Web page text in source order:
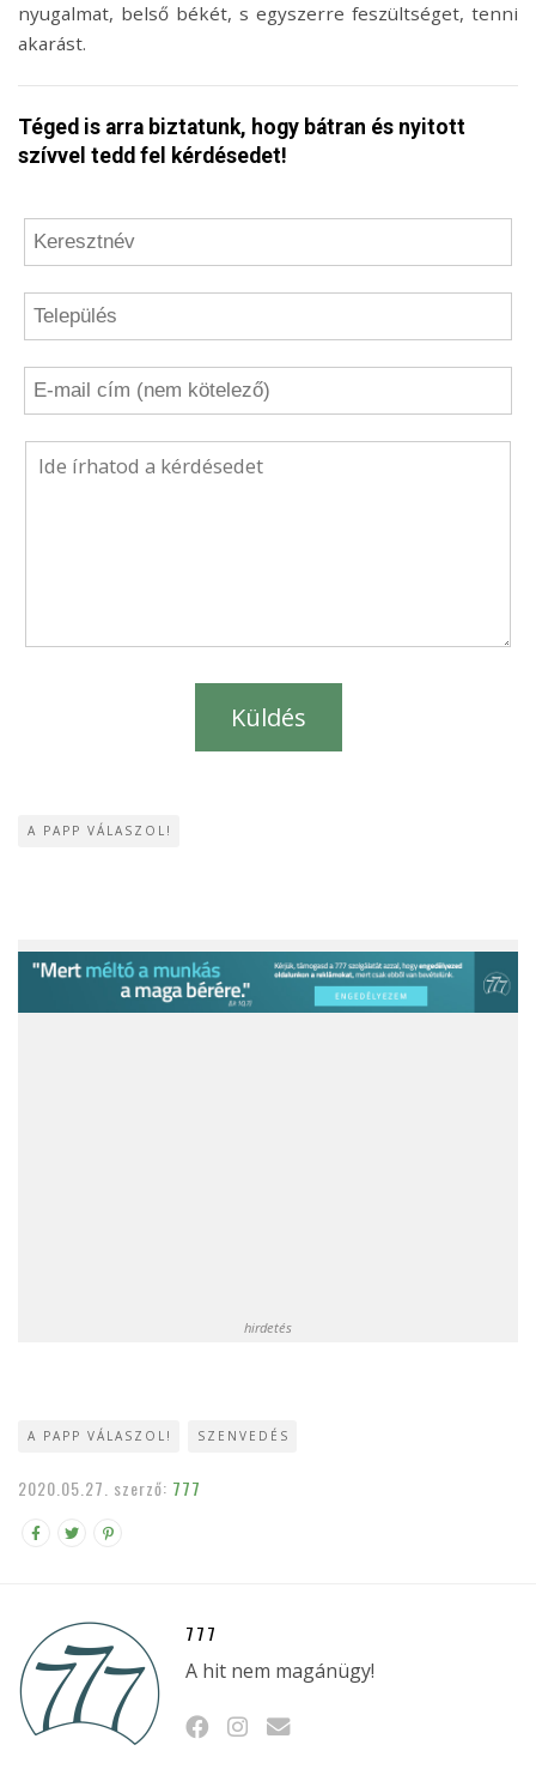
nyugalmat, belső békét, s egyszerre feszültséget, tenni
akarást.
Téged is arra biztatunk, hogy bátran és nyitott
szívvel tedd fel kérdésedet!
A PAPP VÁLASZOL!
hirdetés
A PAPP VÁLASZOL! SZENVEDÉS
2020.05.27. szerző: 777
777
A hit nem magánügy!